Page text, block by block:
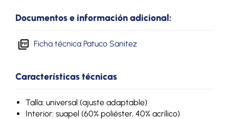
Documentos e información adicional:
Ficha técnica Patuco Sanitez
Características técnicas
Talla: universal (ajuste adaptable)
Interior: suapel (60% poliéster, 40% acrílico)